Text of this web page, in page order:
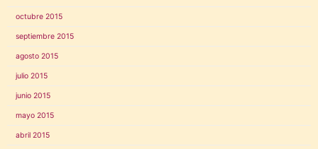
octubre 2015
septiembre 2015
agosto 2015
julio 2015
junio 2015
mayo 2015
abril 2015